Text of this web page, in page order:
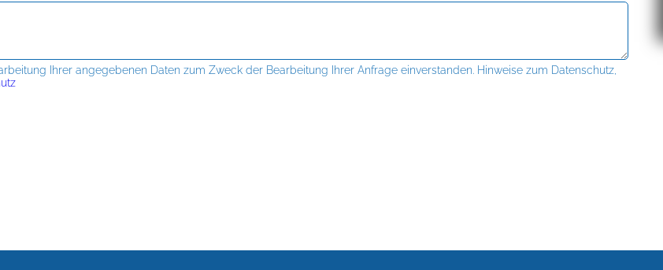
Ihrer angegebenen Daten zum Zweck der Bearbeitung Ihrer Anfrage einverstanden. Hinweise zum Datenschutz,